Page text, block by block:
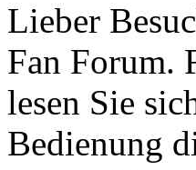
Lieber
Fan Forum.
lesen Sie
Bedienung